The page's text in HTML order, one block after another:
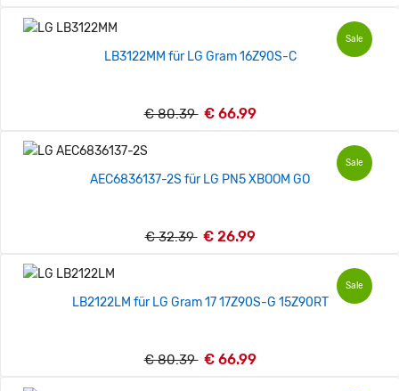
Sale
LB3122MM für LG Gram 16Z90S-C
€ 80.39 € 66.99
Sale
AEC6836137-2S für LG PN5 XBOOM GO
€ 32.39 € 26.99
Sale
LB2122LM für LG Gram 17 17Z90S-G 15Z90RT
€ 80.39 € 66.99